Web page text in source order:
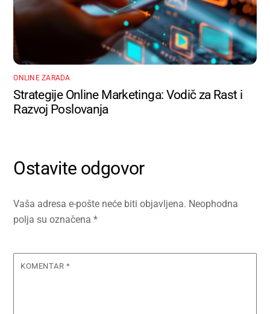
ONLINE ZARADA
Strategije Online Marketinga: Vodič za Rast i
Razvoj Poslovanja
Ostavite odgovor
Vaša adresa e-pošte neće biti objavljena. Neophodna
polja su označena*
KOMENTAR*